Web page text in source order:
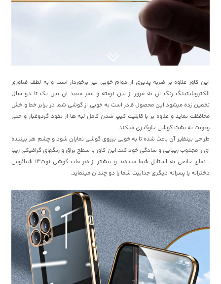
این کاور علاوه بر ضربه پذیری از دوام خوبی نیز برخوردار است و به لطف فناوری
الکتروپلیتینگ رنگ آن به مرور از بین نرفته و عمر مفید آن بین یک تا دو سال
تخمین زده میشود.این محصول قادر است به خوبی از گوشی شما در برابر خط و خش
محافظت نماید و علاوه بر با قابلیت کیپ شدن کامل لبه ها از نفوذ گردوغبار و حتی
رطوبت به پشت گوشی جلوگیری میکند.
طراحی بینظیر آن باعث شده تا به خوبی برروی گوشی نمایان شود و چشم هر بیننده
ای را مجذوب زیبایی و سادگی خود کند.این کاور با سطح براق و رنگهای گرافیکی زیبا
، نمای خاصی به استایل شما میدهد و بیشتر از هر قاب گوشی نوت13 شیائومی
دخترانه یا پسرانه دیگری جذابیت شما را دو چندان مینماید.